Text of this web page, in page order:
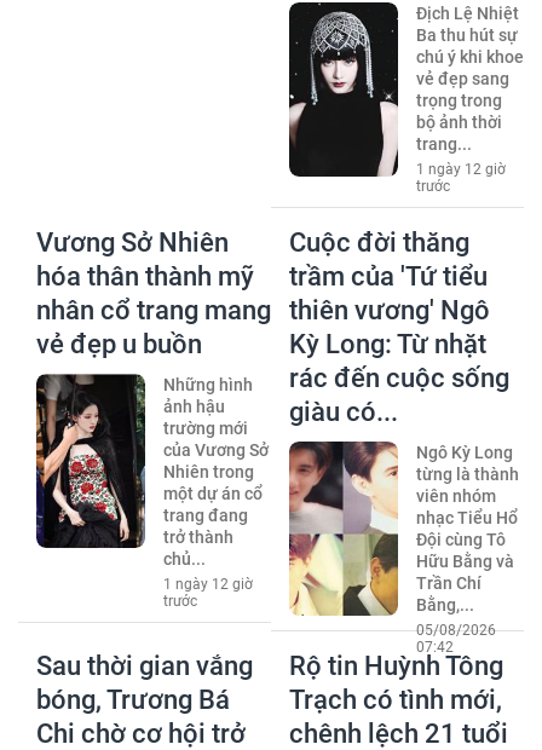
Địch Lệ Nhiệt
Ba thu hút sự
chú ý khi khoe
vẻ đẹp sang
trọng trong
bộ ảnh thời
trang...
1 ngày 12 giờ
trước
Vương Sở Nhiên
hóa thân thành mỹ
nhân cổ trang mang
vẻ đẹp u buồn
Những hình
ảnh hậu
trường mới
của Vương Sở
Nhiên trong
một dự án cổ
trang đang
trở thành
chủ...
1 ngày 12 giờ
trước
Cuộc đời thăng
trầm của 'Tứ tiểu
thiên vương' Ngô
Kỳ Long: Từ nhặt
rác đến cuộc sống
giàu có...
Ngô Kỳ Long
từng là thành
viên nhóm
nhạc Tiểu Hổ
Đội cùng Tô
Hữu Bằng và
Trần Chí
Bằng,...
05/08/2026
07:42
Sau thời gian vắng
bóng, Trương Bá
Chi chờ cơ hội trở
Rộ tin Huỳnh Tông
Trạch có tình mới,
chênh lệch 21 tuổi